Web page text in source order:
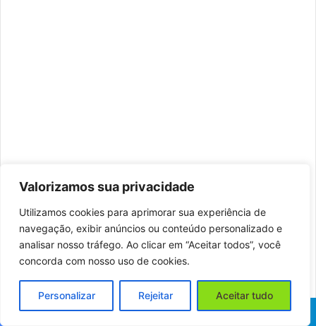
Valorizamos sua privacidade
Utilizamos cookies para aprimorar sua experiência de
navegação, exibir anúncios ou conteúdo personalizado e
analisar nosso tráfego. Ao clicar em “Aceitar todos”, você
concorda com nosso uso de cookies.
Personalizar Rejeitar Aceitar tudo